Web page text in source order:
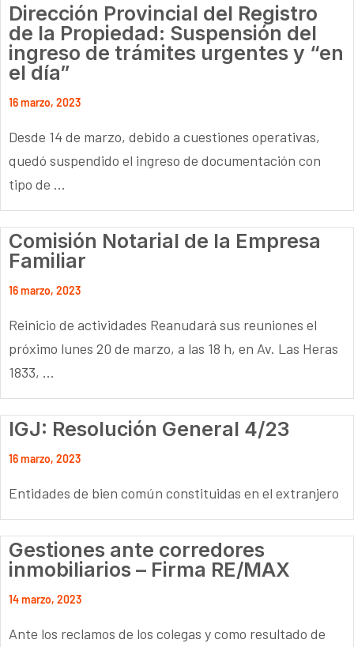
Dirección Provincial del Registro
de la Propiedad: Suspensión del
ingreso de trámites urgentes y “en
el día”
16 marzo, 2023
Desde 14 de marzo, debido a cuestiones operativas,
quedó suspendido el ingreso de documentación con
tipo de ...
Comisión Notarial de la Empresa
Familiar
16 marzo, 2023
Reinicio de actividades Reanudará sus reuniones el
próximo lunes 20 de marzo, a las 18 h, en Av. Las Heras
1833, ...
IGJ: Resolución General 4/23
16 marzo, 2023
Entidades de bien común constituidas en el extranjero
Gestiones ante corredores
inmobiliarios – Firma RE/MAX
14 marzo, 2023
Ante los reclamos de los colegas y como resultado de